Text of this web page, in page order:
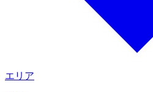
エリア